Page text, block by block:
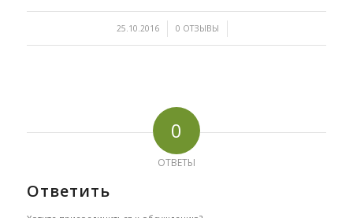
25.10.2016
/ 0 ОТЗЫВЫ
/
0
ОТВЕТЫ
Ответить